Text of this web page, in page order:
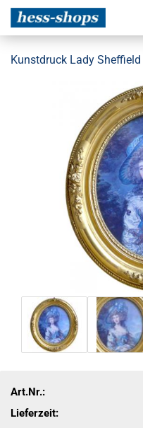
Kunstdruck Lady Sheffield
Art.Nr.:
Lieferzeit: